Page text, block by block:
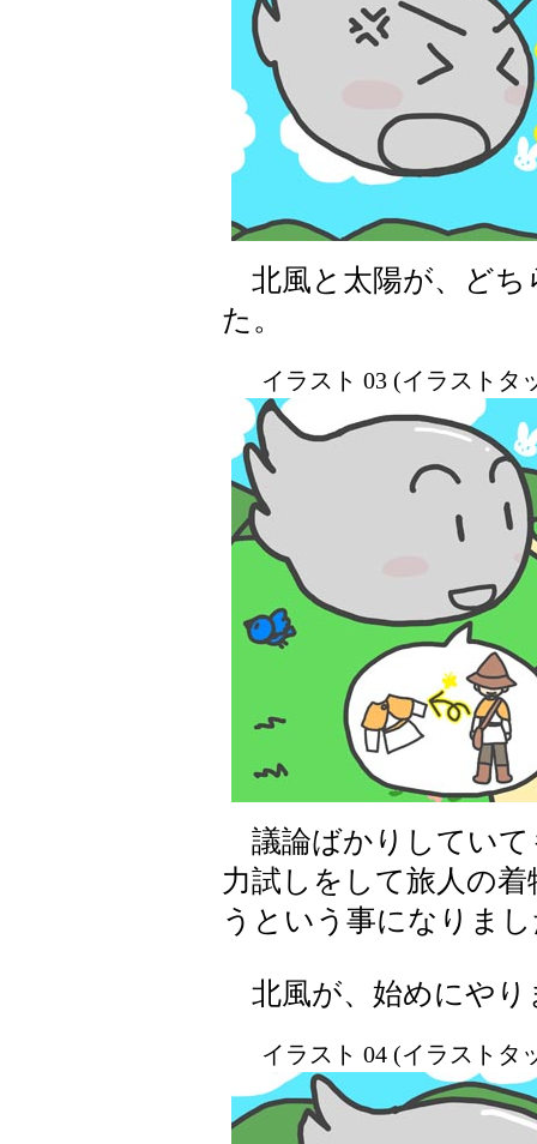
北風と太陽が、どち
た。
イラスト 03 (イラストタ
議論ばかりしていて
力試しをして旅人の
うという事になりま
北風が、始めにやり
イラスト 04 (イラストタ